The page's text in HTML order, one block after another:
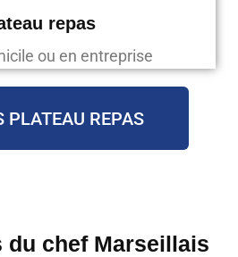
repas
ou en entreprise
PLATEAU REPAS
du chef Marseillais